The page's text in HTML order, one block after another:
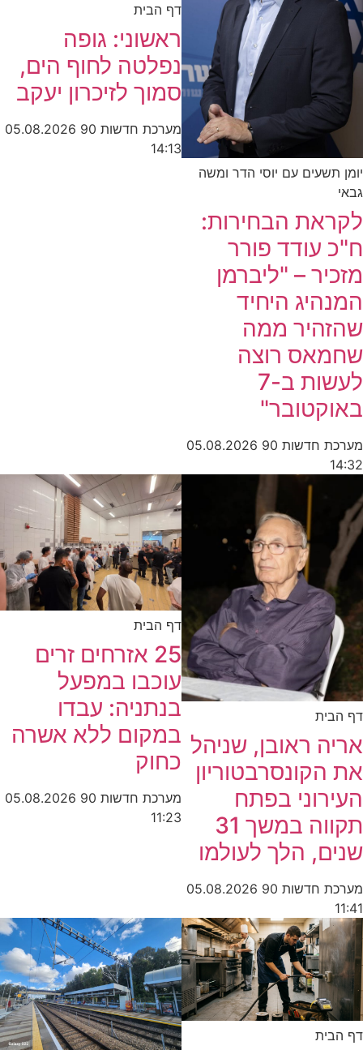
יומן תשעים עם יוסי הדר ומשה
גבאי
לקראת הבחירות:
ח"כ עודד פורר
מזכיר – "ליברמן
המנהיג היחיד
שהזהיר ממה
שחמאס רוצה
לעשות ב-7
באוקטובר"
מערכת חדשות 90
05.08.2026
14:32
דף הבית
ראשוני: גופה
נפלטה לחוף הים,
סמוך לזיכרון יעקב
מערכת חדשות 90
05.08.2026
14:13
דף הבית
אריה ראובן, שניהל
את הקונסרבטוריון
העירוני בפתח
תקווה במשך 31
שנים, הלך לעולמו
מערכת חדשות 90
05.08.2026
11:41
דף הבית
25 אזרחים זרים
עוכבו במפעל
בנתניה: עבדו
במקום ללא אשרה
כחוק
מערכת חדשות 90
05.08.2026
11:23
דף הבית